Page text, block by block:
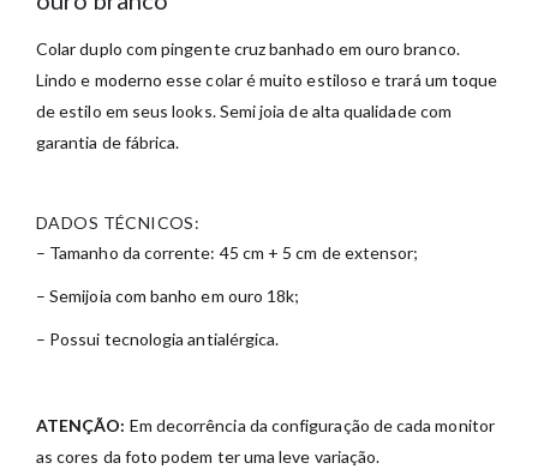
Colar duplo com pingente cruz banhado em ouro branco.
Lindo e moderno esse colar é muito estiloso e trará um toque
de estilo em seus looks. Semi joia de alta qualidade com
garantia de fábrica.
DADOS TÉCNICOS:
– Tamanho da corrente: 45 cm + 5 cm de extensor;
– Semijoia com banho em ouro 18k;
– Possui tecnologia antialérgica.
ATENÇÃO: Em decorrência da configuração de cada monitor
as cores da foto podem ter uma leve variação.